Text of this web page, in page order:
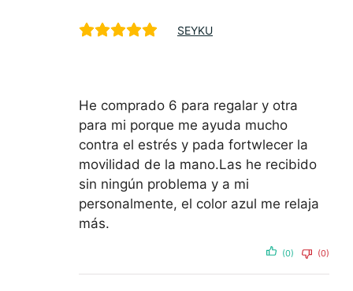
SEYKU
He comprado 6 para regalar y otra
para mi porque me ayuda mucho
contra el estrés y pada fortwlecer la
movilidad de la mano.Las he recibido
sin ningún problema y a mi
personalmente, el color azul me relaja
más.
(0) (0)